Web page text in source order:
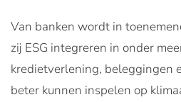
Van banken wordt in
zij ESG integreren in onder
kredietverlening, beleggingen
beter kunnen inspelen op